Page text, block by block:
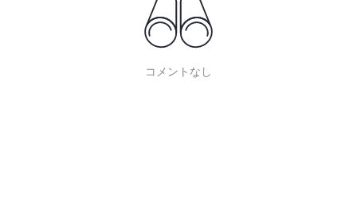
コメントなし